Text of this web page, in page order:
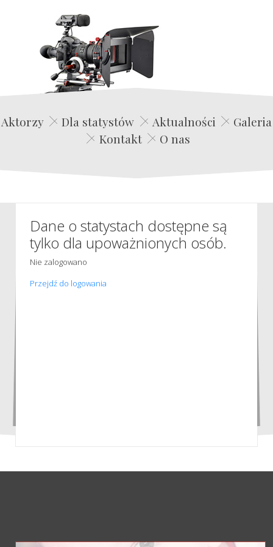
Edwin Film Agencja Aktorska
Aktorzy Dla statystów Aktualności
Galeria
Kontakt
O nas
Dane o statystach dostępne są
tylko dla upoważnionych osób.
Nie zalogowano
Przejdź do logowania